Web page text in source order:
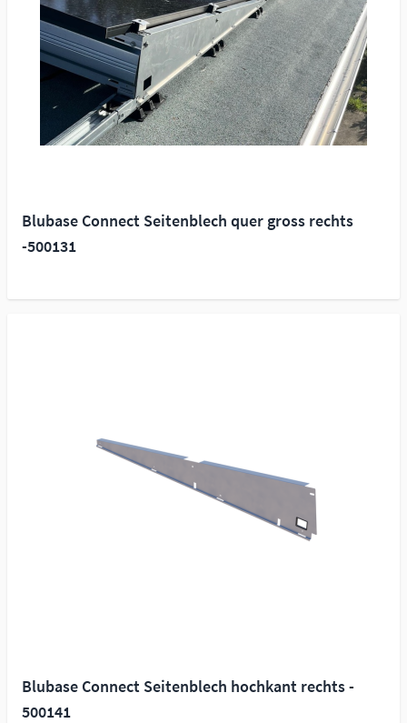
Blubase Connect Seitenblech quer gross rechts
-500131
Blubase Connect Seitenblech hochkant rechts -
500141